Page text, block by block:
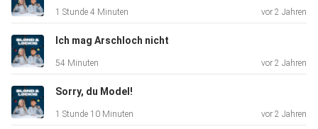
1 Stunde 4 Minuten vor 2 Jahren
Ich mag Arschloch nicht
54 Minuten vor 2 Jahren
Sorry, du Model!
1 Stunde 10 Minuten vor 2 Jahren